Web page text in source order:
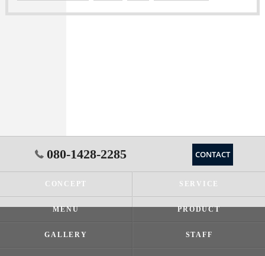
080-1428-2285 CONTACT
CONCEPT SERVICE
MENU PRODUCT
GALLERY STAFF